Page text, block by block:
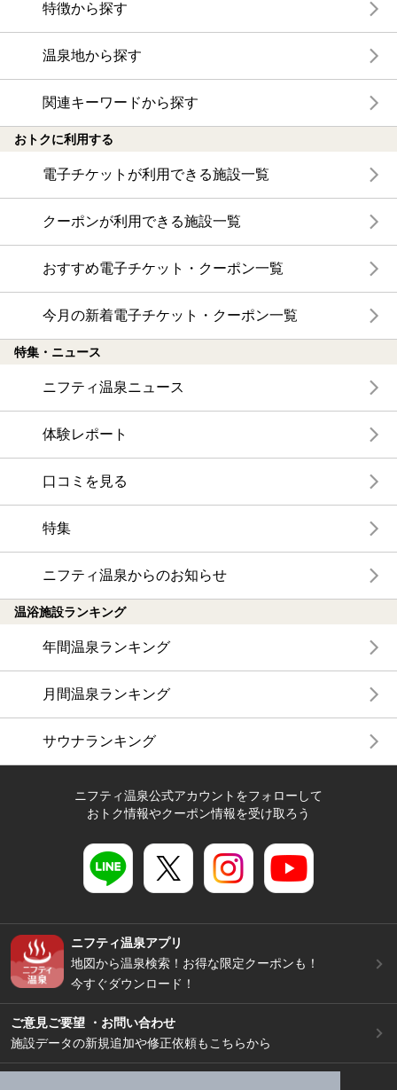
特徴から探す
温泉地から探す
関連キーワードから探す
おトクに利用する
電子チケットが利用できる施設一覧
クーポンが利用できる施設一覧
おすすめ電子チケット・クーポン一覧
今月の新着電子チケット・クーポン一覧
特集・ニュース
ニフティ温泉ニュース
体験レポート
口コミを見る
特集
ニフティ温泉からのお知らせ
温浴施設ランキング
年間温泉ランキング
月間温泉ランキング
サウナランキング
ニフティ温泉公式アカウントをフォローして
おトク情報やクーポン情報を受け取ろう
ニフティ温泉アプリ
地図から温泉検索！お得な限定クーポンも！
今すぐダウンロード！
ご意見ご要望 ・お問い合わせ
施設データの新規追加や修正依頼もこちらから